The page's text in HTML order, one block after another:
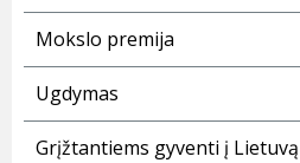
Mokslo premija
Ugdymas
Grįžtantiems gyventi į Lietuvą